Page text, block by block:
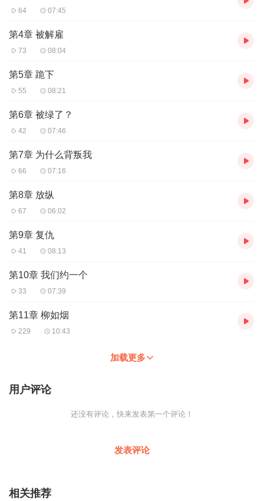
64 07:45
第4章 被解雇
73 08:04
第5章 跪下
55 08:21
第6章 被绿了？
42 07:46
第7章 为什么背叛我
66 07:16
第8章 放纵
67 06:02
第9章 复仇
41 08:13
第10章 我们约一个
33 07:39
第11章 柳如烟
229 10:43
加载更多
用户评论
还没有评论，快来发表第一个评论！
发表评论
相关推荐